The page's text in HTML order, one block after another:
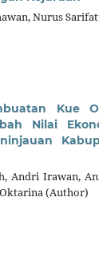
Nurus
Kue
Nilai
Andri Irawan,
(Author)